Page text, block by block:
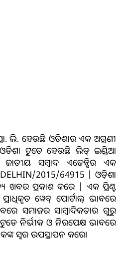
ଲି. ହେଉଛି ଓଡିଶାର ଏକ ଅଗ୍ରଣୀ
ଟୁଡେ ହେଉଛି ଲିଡ୍ ଇଣ୍ଡିଆ
ସମ୍ବାଦ ଏଜେନ୍ସିର ଏକ
DELHIN/2015/64915 | ଓଡ଼ିଶା
ଖବର ପ୍ରକାଶ କରେ | ଏକ ପ୍ରିଣ୍ଟ
ୱେବ୍ ପୋର୍ଟାଲ୍ ଭାବରେ
ସମାଜର ସାମ୍ବାଦିକତାର ଗୁରୁ
ନିର୍ଭୀକ ଓ ନିରପେକ୍ଷ ଭାବରେ
ସ୍ୱର ଉପସ୍ଥାପନ କରେ।